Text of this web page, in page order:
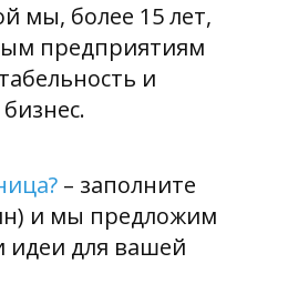
мы, более 15 лет,
предприятиям
и
– заполните
и мы предложим
идеи для вашей